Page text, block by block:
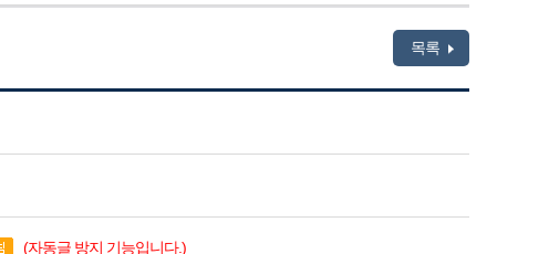
목록
(자동글 방지 기능입니다.)